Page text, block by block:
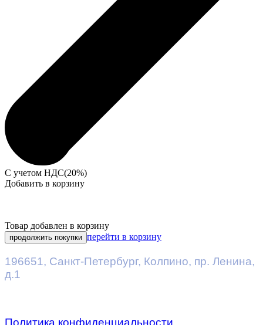
С учетом НДС(20%)
Добавить в корзину
Товар добавлен в корзину
продолжить покупки перейти в корзину
196651, Санкт-Петербург, Колпино, пр. Ленина,
д.1
Политика конфиденциальности